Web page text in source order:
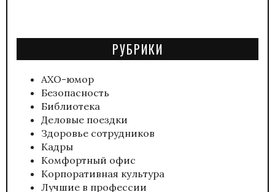
РУБРИКИ
АХО-юмор
Безопасность
Библиотека
Деловые поездки
Здоровье сотрудников
Кадры
Комфортный офис
Корпоративная культура
Лучшие в профессии